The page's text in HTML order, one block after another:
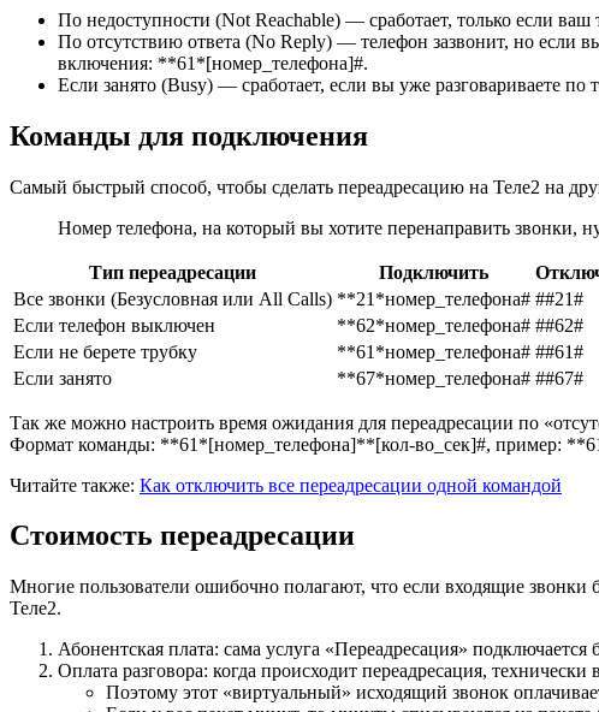
По недоступности (Not Reachable) — сработает, только если
По отсутствию ответа (No Reply) — телефон зазвонит, но если
включения: **61*[номер_телефона]#.
Если занято (Busy) — сработает, если вы уже разговариваете
Команды для подключения
Самый быстрый способ, чтобы сделать переадресацию на Теле2 на
Номер телефона, на который вы хотите перенаправить звонки,
Тип переадресации Подключить
Все звонки (Безусловная или All Calls) **21*номер_телефона# ##21#
Если телефон выключен
**62*номер_телефона# ##62#
Если не берете трубку
**61*номер_телефона# ##61#
Если занято
**67*номер_телефона# ##67#
Так же можно настроить время ожидания для переадресации по
Формат команды: **61*[номер_телефона]**[кол-во_сек]#, пример:
Читайте также: Как отключить все переадресации одной командой
Стоимость переадресации
Многие пользователи ошибочно полагают, что если входящие звонки
Теле2.
Абонентская плата: сама услуга «Переадресация»
Оплата разговора: когда происходит переадресация,
Поэтому этот «виртуальный» исходящий звонок